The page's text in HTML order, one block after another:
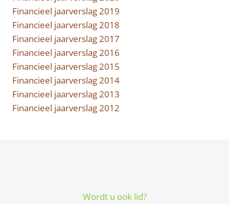
Financieel jaarverslag 2019
Financieel jaarverslag 2018
Financieel jaarverslag 2017
Financieel jaarverslag 2016
Financieel jaarverslag 2015
Financieel jaarverslag 2014
Financieel jaarverslag 2013
Financieel jaarverslag 2012
Wordt u ook lid?